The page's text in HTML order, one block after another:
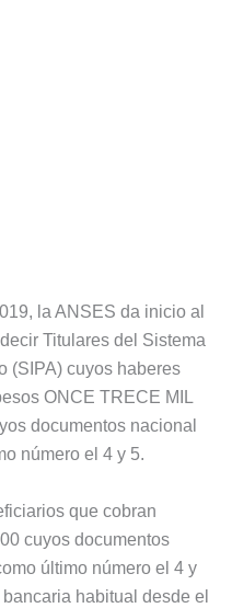
la ANSES da inicio al
Titulares del Sistema
(SIPA) cuyos haberes
ONCE TRECE MIL
documentos nacional
número el 4 y 5.
que cobran
cuyos documentos
último número el 4 y
habitual desde el